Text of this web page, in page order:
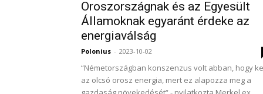
Oroszországnak és az Egyesült
Államoknak egyaránt érdeke az
energiaválság
Polonius - 2023-10-02
“Németországban konszenzus volt abban, hogy
az olcsó orosz energia, mert ez alapozza meg a